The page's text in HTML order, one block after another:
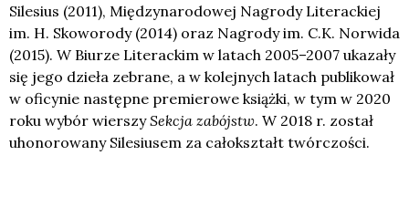
Silesius (2011), Międzynarodowej Nagrody Literackiej
im. H. Skoworody (2014) oraz Nagrody im. C.K. Norwida
(2015). W Biurze Literackim w latach 2005–2007 ukazały
się jego dzieła zebrane, a w kolejnych latach publikował
w oficynie następne premierowe książki, w tym w 2020
roku wybór wierszySekcja zabójstw. W 2018 r. został
uhonorowany Silesiusem za całokształt twórczości.